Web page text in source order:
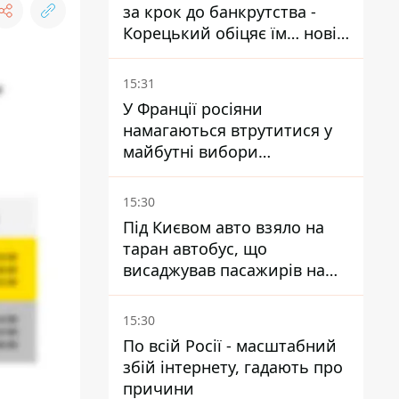
за крок до банкрутства -
Корецький обіцяє їм… нові
склади
15:31
У Франції росіяни
намагаються втрутитися у
майбутні вибори
президента завдяки ботам
15:30
Під Києвом авто взяло на
таран автобус, що
висаджував пасажирів на
зупинці - пасажирка в
лікарні
15:30
По всій Росії - масштабний
збій інтернету, гадають про
причини